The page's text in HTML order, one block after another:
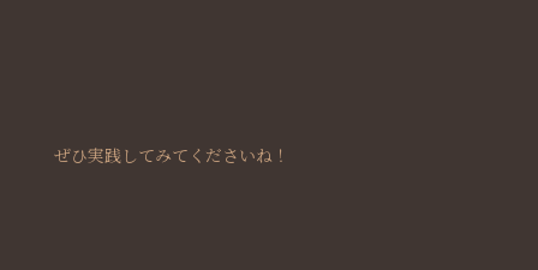
ぜひ実践してみてくださいね！